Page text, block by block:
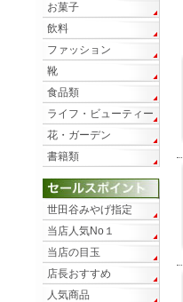
お菓子
飲料
ファッション
靴
食品類
ライフ・ビューティー
花・ガーデン
書籍類
世田谷みやげ指定
当店人気No１
当店の目玉
店長おすすめ
人気商品